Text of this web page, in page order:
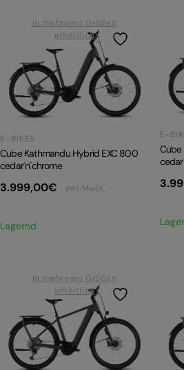
Alle entdecken
E-BIKE TOUR
Alle
PRODUKTRÜCKRUFE
In mehreren Größen
erhältlich
E-BIKES
Cube Kathmandu Hybrid EXC 800
cedar´n´chrome
3.999,00€ inkl. MwSt.
Lagernd
E-
Cube
In mehreren Größen
erhältlich